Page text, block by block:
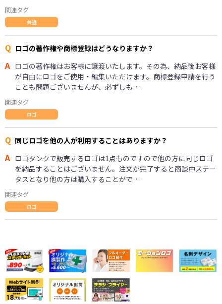
関連タグ
共通
Q ロゴの著作権や商標登録はどうなりますか？
A ロゴの著作権はお客様に譲渡いたします。その為、納品後お客様
が自由にロゴをご使用・編集いただけます。商標登録申請を行う
ことも問題ございませんが、必ずしも…
関連タグ
ロゴ
Q 同じロゴを他の人が利用することはありますか？
A ロゴタンクで販売するロゴは1点ものですので他の方に同じロゴ
を納品することはございません。注文が完了すると商談中ステー
タスとなり他の方は購入することがで…
関連タグ
ロゴ